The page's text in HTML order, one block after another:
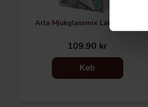
Arla Mjukglassmix Laktosfri 2L
109.90 kr
Køb